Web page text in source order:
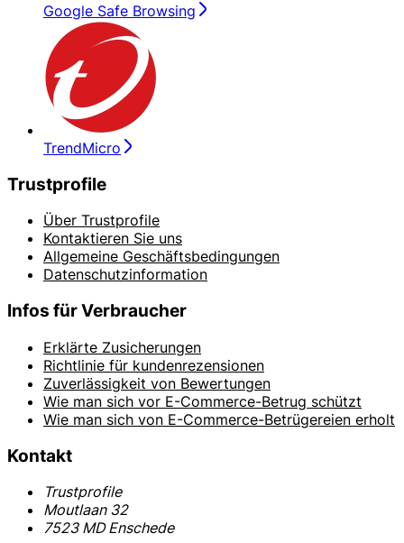
Google Safe Browsing
TrendMicro
Trustprofile
Über Trustprofile
Kontaktieren Sie uns
Allgemeine Geschäftsbedingungen
Datenschutzinformation
Infos für Verbraucher
Erklärte Zusicherungen
Richtlinie für kundenrezensionen
Zuverlässigkeit von Bewertungen
Wie man sich vor E-Commerce-Betrug schützt
Wie man sich von E-Commerce-Betrügereien erholt
Kontakt
Trustprofile
Moutlaan 32
7523 MD Enschede